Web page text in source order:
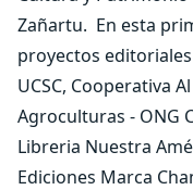
Zañartu. En esta
proyectos
UCSC, Cooperativa
Agroculturas - ONG
Libreria Nuestra
Ediciones Marca